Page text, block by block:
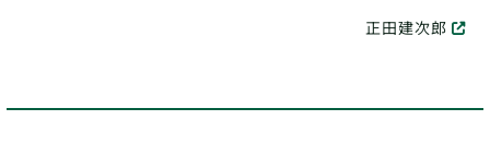
正田建次郎